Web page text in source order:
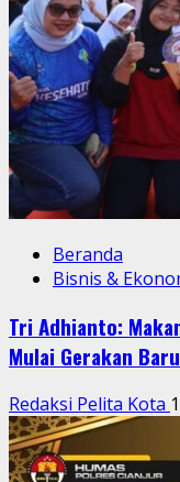
Beranda
Bisnis &
Tri Adhianto:
Mulai Gerakan
Redaksi Pelita Kota